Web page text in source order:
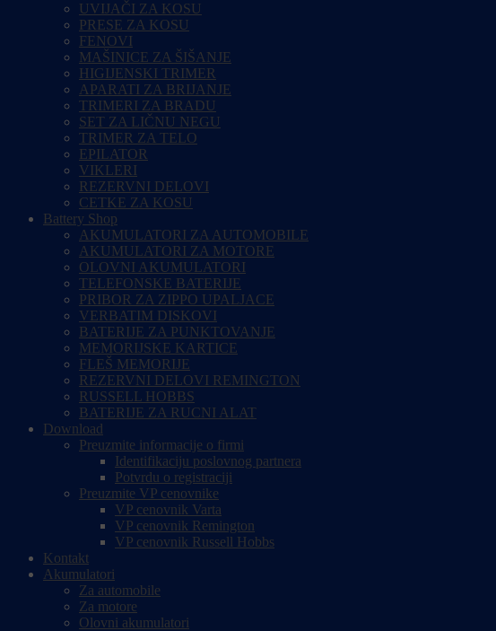
UVIJAČI ZA KOSU
PRESE ZA KOSU
FENOVI
MAŠINICE ZA ŠIŠANJE
HIGIJENSKI TRIMER
APARATI ZA BRIJANJE
TRIMERI ZA BRADU
SET ZA LIČNU NEGU
TRIMER ZA TELO
EPILATOR
VIKLERI
REZERVNI DELOVI
CETKE ZA KOSU
Battery Shop
AKUMULATORI ZA AUTOMOBILE
AKUMULATORI ZA MOTORE
OLOVNI AKUMULATORI
TELEFONSKE BATERIJE
PRIBOR ZA ZIPPO UPALJACE
VERBATIM DISKOVI
BATERIJE ZA PUNKTOVANJE
MEMORIJSKE KARTICE
FLEŠ MEMORIJE
REZERVNI DELOVI REMINGTON
RUSSELL HOBBS
BATERIJE ZA RUCNI ALAT
Download
Preuzmite informacije o firmi
Identifikaciju poslovnog partnera
Potvrdu o registraciji
Preuzmite VP cenovnike
VP cenovnik Varta
VP cenovnik Remington
VP cenovnik Russell Hobbs
Kontakt
Akumulatori
Za automobile
Za motore
Olovni akumulatori